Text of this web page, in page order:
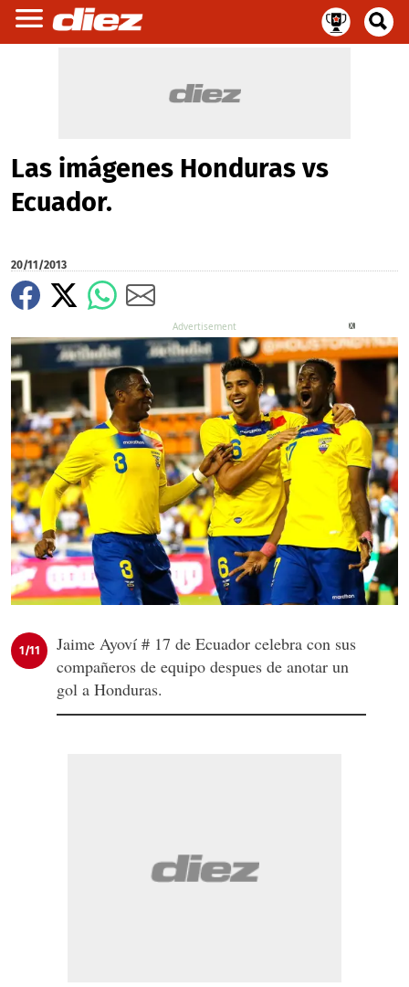
Las imágenes Honduras vs
Ecuador.
20/11/2013
1/11
Jaime Ayoví # 17 de Ecuador celebra con sus
compañeros de equipo despues de anotar un
gol a Honduras.
X